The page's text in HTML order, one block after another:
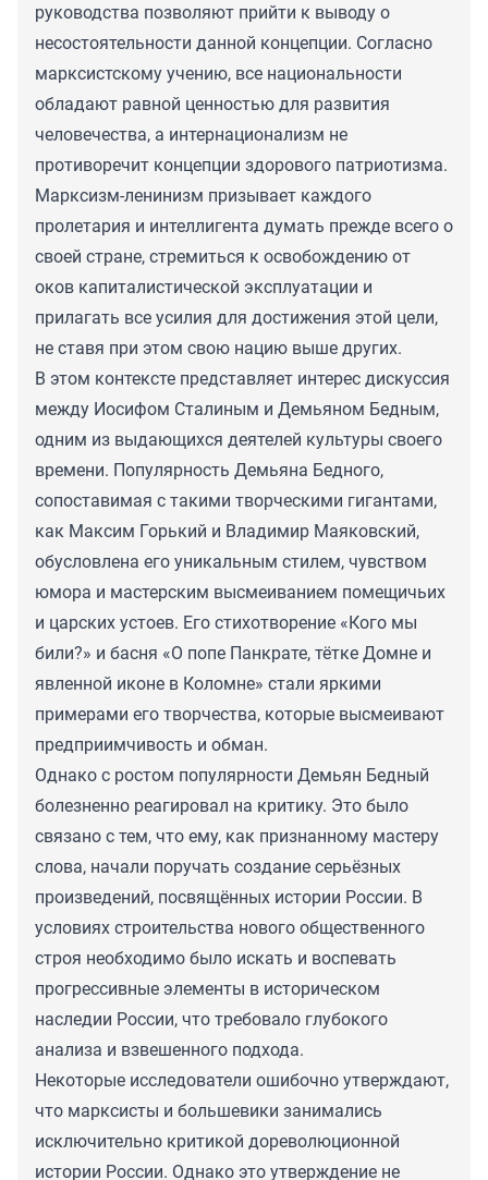
руководства позволяют прийти к выводу о
несостоятельности данной концепции. Согласно
марксистскому учению, все национальности
обладают равной ценностью для развития
человечества, а интернационализм не
противоречит концепции здорового патриотизма.
Марксизм-ленинизм призывает каждого
пролетария и интеллигента думать прежде всего о
своей стране, стремиться к освобождению от
оков капиталистической эксплуатации и
прилагать все усилия для достижения этой цели,
не ставя при этом свою нацию выше других.
В этом контексте представляет интерес дискуссия
между Иосифом Сталиным и Демьяном Бедным,
одним из выдающихся деятелей культуры своего
времени. Популярность Демьяна Бедного,
сопоставимая с такими творческими гигантами,
как Максим Горький и Владимир Маяковский,
обусловлена его уникальным стилем, чувством
юмора и мастерским высмеиванием помещичьих
и царских устоев. Его стихотворение «Кого мы
били?» и басня «О попе Панкрате, тётке Домне и
явленной иконе в Коломне» стали яркими
примерами его творчества, которые высмеивают
предприимчивость и обман.
Однако с ростом популярности Демьян Бедный
болезненно реагировал на критику. Это было
связано с тем, что ему, как признанному мастеру
слова, начали поручать создание серьёзных
произведений, посвящённых истории России. В
условиях строительства нового общественного
строя необходимо было искать и воспевать
прогрессивные элементы в историческом
наследии России, что требовало глубокого
анализа и взвешенного подхода.
Некоторые исследователи ошибочно утверждают,
что марксисты и большевики занимались
исключительно критикой дореволюционной
истории России. Однако это утверждение не